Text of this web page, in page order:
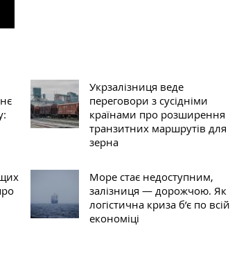
Укрзалізниця веде
переговори з сусідніми
країнами про розширення
транзитних маршрутів для
зерна
Море стає недоступним,
залізниця — дорожчою. Як
логістична криза б’є по всій
економіці